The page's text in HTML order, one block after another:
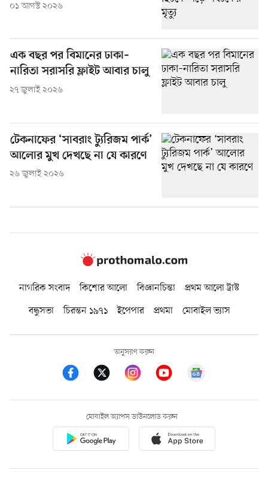
০১ আগস্ট ২০২৬
এক বছর পর বিমানের ঢাকা–
নারিতা সরাসরি ফ্লাইট আবার চালু
২৭ জুলাই ২০২৬
টেকনাফের ‘সাবরাং ট্যুরিজম পার্ক’
আলোর মুখ দেখছে না যে কারণে
২৬ জুলাই ২০২৬
নাগরিক সংবাদ কিশোর আলো বিজ্ঞানচিন্তা
প্রথম আলো ট্রাস্ট
বন্ধুসভা
চিরন্তন ১৯৭১ ইপেপার প্রথমা মোবাইল ভ্যাস
অনুসরণ করুন
মোবাইল অ্যাপস ডাউনলোড করুন